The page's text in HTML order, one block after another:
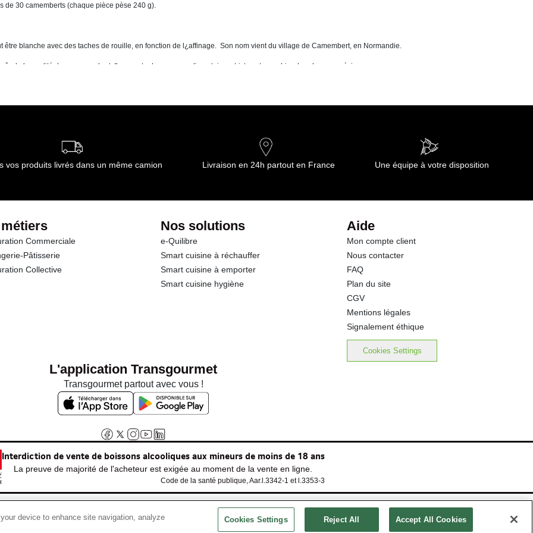
de 30 camemberts (chaque pièce pèse 240 g).
blanche avec des taches de rouille, en fonction de l¿affinage. Son nom vient du village de Camembert, en Normandie.
de la qualité de ce camembert. Il respecte des normes alimentaires strictes et un cahier des charges précis.
impossible de vous tromper ! Il est parfait pour réhausser vos plateaux de fromage, à côté d¿un chèvre frais ou d¿un brebis. Il offre une texture affinée.
de canard séché, quelques fruits frais ou secs, et un petit pot de confiture d¿oignons.
3 œufs, 4 cuillères à soupe de crème fraîche, du sel et du poivre. Abaissez une pâte feuilletée dans un plat. Disposez les tranches de camembert pour
vos produits livrés dans un même camion Livraison en 24h partout en France Une équipe à votre disposition
Commerciale
Pâtisserie
Collective
Nos solutions
e-Quilibre
Smart cuisine à réchauffer
Smart cuisine à emporter
Smart cuisine hygiène
Aide
Mon compte client
Nous contacter
FAQ
Plan du site
CGV
Mentions légales
Signalement éthique
Cookies Settings
L'application Transgourmet
Transgourmet partout avec vous !
Interdiction de vente de boissons alcooliques aux mineurs de moins de 18 ans
La preuve de majorité de l'acheteur est exigée au moment de la vente en ligne.
Code de la santé publique, Aar.l.3342-1 et l.3353-3
© Tous droits réservés
device to enhance site navigation, analyze
Cookies Settings Reject All Accept All Cookies